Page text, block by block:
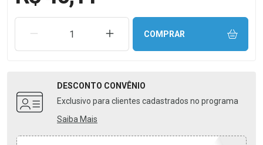
REMOVER UMA UNIDADEAUMENTAR UMA UNIDADE
COMPRAR
DESCONTO CONVÊNIO
Exclusivo para clientes cadastrados no programa
Saiba Mais